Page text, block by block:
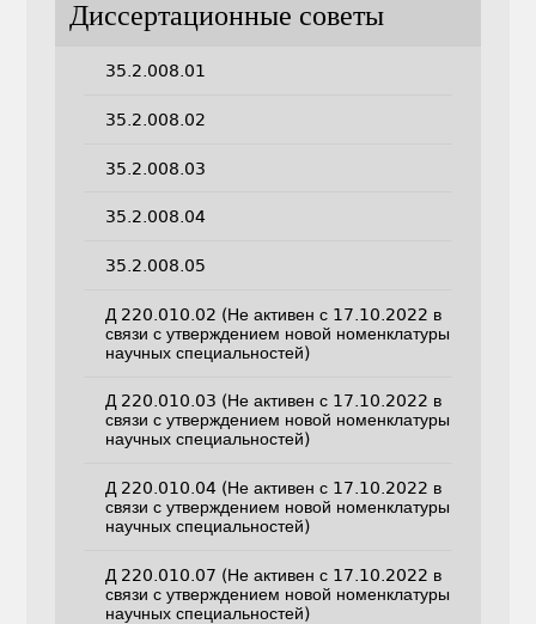
Диссертационные советы
35.2.008.01
35.2.008.02
35.2.008.03
35.2.008.04
35.2.008.05
Д 220.010.02 (Не активен с 17.10.2022 в
связи с утверждением новой номенклатуры
научных специальностей)
Д 220.010.03 (Не активен с 17.10.2022 в
связи с утверждением новой номенклатуры
научных специальностей)
Д 220.010.04 (Не активен с 17.10.2022 в
связи с утверждением новой номенклатуры
научных специальностей)
Д 220.010.07 (Не активен с 17.10.2022 в
связи с утверждением новой номенклатуры
научных специальностей)